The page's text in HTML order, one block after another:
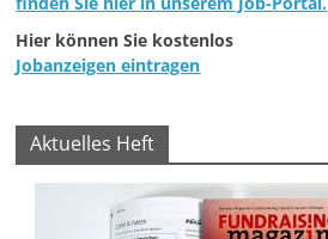
Hier können Sie kostenlos
Jobanzeigen eintragen
Aktuelles Heft